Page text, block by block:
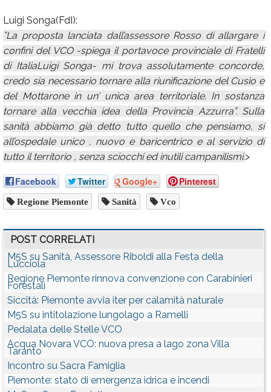
Luigi Songa(FdI):
”La proposta lanciata dall’assessore Rosso di allargare i
confini del VCO -spiega il portavoce provinciale di Fratelli
di ItaliaLuigi Songa- mi trova assolutamente concorde,
credo sia necessario tornare alla riunificazione del Cusio e
del Mottarone in un’ unica area territoriale. In sostanza
tornare alla vecchia idea della Provincia Azzurra”. Sulla
sanità abbiamo già detto tutto quello che pensiamo, si
all’ospedale unico , nuovo e baricentrico e al servizio di
tutto il territorio , senza sciocchi ed inutili campanilismi.>
Facebook Twitter Google+ Pinterest
Regione Piemonte Sanità Vco
POST CORRELATI
M5S su Sanità, Assessore Riboldi alla Festa della
Lucciola
Regione Piemonte rinnova convenzione con Carabinieri
Forestali
Siccità: Piemonte avvia iter per calamità naturale
M5S su intitolazione lungolago a Ramelli
Pedalata delle Stelle VCO
Acqua Novara VCO: nuova presa a lago zona Villa
Taranto
Incontro su Sacra Famiglia
Piemonte: stato di emergenza idrica e incendi